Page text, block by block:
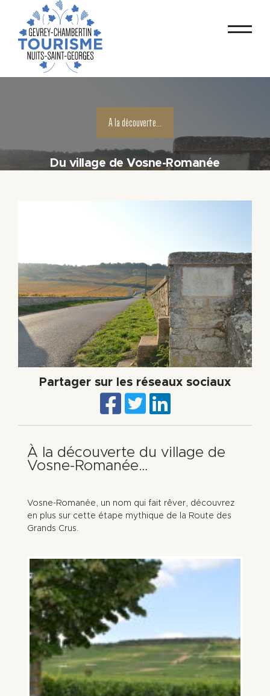
A la découverte...
Du village de Vosne-Romanée
Partager sur les réseaux sociaux
À la découverte du village de
Vosne-Romanée…
Vosne-Romanée, un nom qui fait rêver, découvrez
en plus sur cette étape mythique de la Route des
Grands Crus.